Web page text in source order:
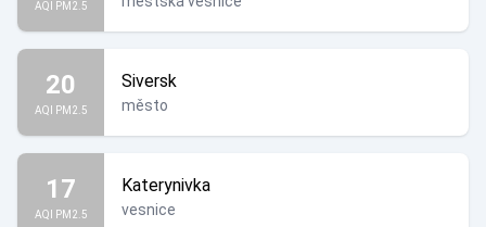
AQI PM2.5
20
AQI PM2.5
Siversk
město
17
AQI PM2.5
Katerynivka
vesnice